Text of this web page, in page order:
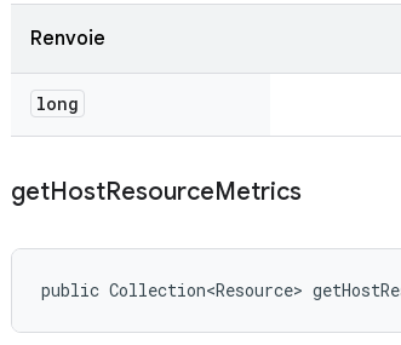
Renvoie
long
getHostResourceMetrics
public Collection<Resource>